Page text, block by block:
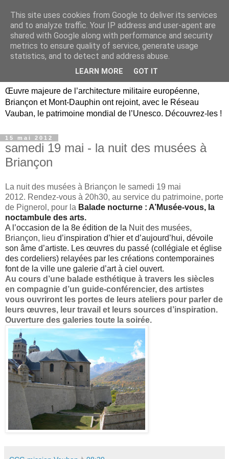
Briançon, Mont-Dauphin,
Vauban Unesco Hautes-
Œuvre majeure de l’architecture militaire européenne,
Briançon et Mont-Dauphin ont rejoint, avec le Réseau
Vauban, le patrimoine mondial de l’Unesco. Découvrez-les !
15 mai 2012
samedi 19 mai - la nuit des musées à
Briançon
La nuit des musées à Briançon le samedi 19 mai
2012. Rendez-vous à 20h30, au service du patrimoine, porte
de Pignerol, pour la Balade nocturne : A’Musée-vous, la
noctambule des arts.
A l’occasion de la 8e édition de la Nuit des musées,
Briançon, lieu d’inspiration d’hier et d’aujourd’hui, dévoile
son âme d’artiste. Les œuvres du passé (collégiale et église
des cordeliers) relayées par les créations contemporaines
font de la ville une galerie d’art à ciel ouvert.
Au cours d’une balade esthétique à travers les siècles
en compagnie d’un guide-conférencier, des artistes
vous ouvriront les portes de leurs ateliers pour parler de
leurs œuvres, leur travail et leurs sources d’inspiration.
Ouverture des galeries toute la soirée.
This site uses cookies from Google to deliver its services
and to analyze traffic. Your IP address and user-agent are
shared with Google along with performance and security
metrics to ensure quality of service, generate usage
statistics, and to detect and address abuse.
LEARN MORE GOT IT